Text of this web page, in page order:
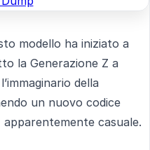
modello ha iniziato a
la Generazione Z a
della
un nuovo codice
casuale.